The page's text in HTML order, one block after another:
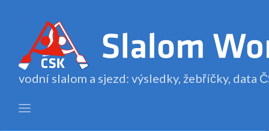
vodní slalom a sjezd: výsledky, žebříčky, data